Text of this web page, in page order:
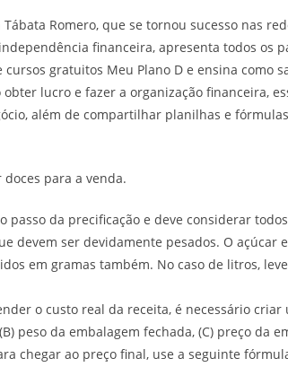
Romero, que se tornou sucesso nas
financeira, apresenta todos os
gratuitos Meu Plano D e ensina como
lucro e fazer a organização financeira,
além de compartilhar planilhas e
para a venda.
passo da precificação e deve considerar
devem ser devidamente pesados. O açúcar
em gramas também. No caso de litros,
o custo real da receita, é necessário
peso da embalagem fechada, (C) preço da
chegar ao preço final, use a seguinte